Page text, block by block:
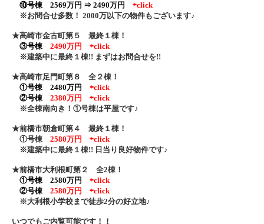
⑩号棟 2569万円 ⇒ 2490万円
⇦click
※お問合せ多数！ 2000万以下の物件もございます♪
★高崎市金古町第５ 最終１棟！
③号棟 2490万円
⇦click
※建築中に最終１棟!! まずはお問合せを!!
★高崎市足門町第８ 全２棟！
①号棟 2480万円
⇦click
②号棟
2380万円
⇦click
※全棟南向き！①号棟は平屋です♪
★前橋市朝倉町第４ 最終１棟！
①号棟 2580万円 ⇦click
※建築中に最終１棟!! 日当り良好物件です♪
★前橋市大利根町第２ 全2棟！
①号棟 2580万円
⇦click
②号棟
2580万円
⇦click
※大利根小学校まで徒歩2分の好立地♪
いつでもご内覧可能です！！